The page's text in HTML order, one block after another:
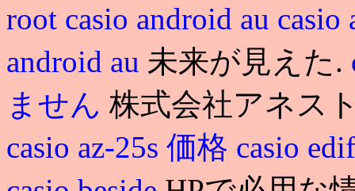
root casio android au casio
android au 未来が見えた.
ません 株式会社アネス
casio az-25s 価格 casio